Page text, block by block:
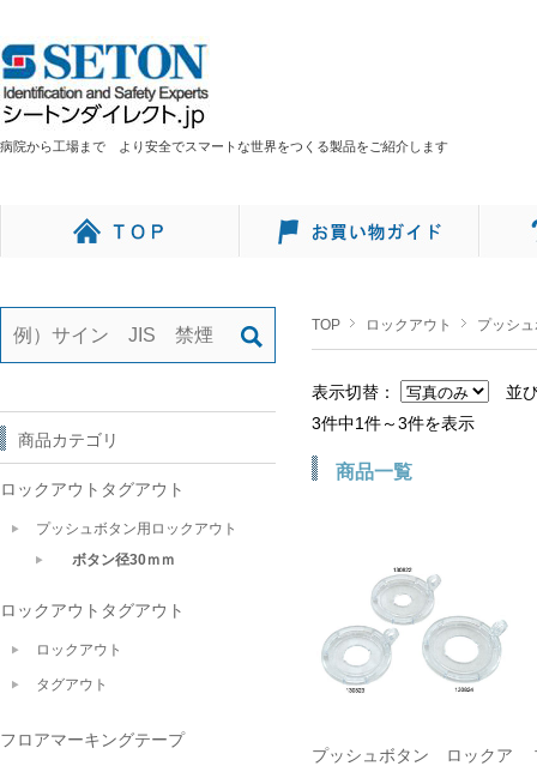
病院から工場まで より安全でスマートな世界をつくる製品をご紹介します
TOP ロックアウト プッシ
表示切替：
並
3件中1件～3件を表示
商品一覧
プッシュボタン ロックア
商品カテゴリ
ロックアウトタグアウト
プッシュボタン用ロックアウト
ボタン径30ｍｍ
ロックアウトタグアウト
ロックアウト
タグアウト
フロアマーキングテープ